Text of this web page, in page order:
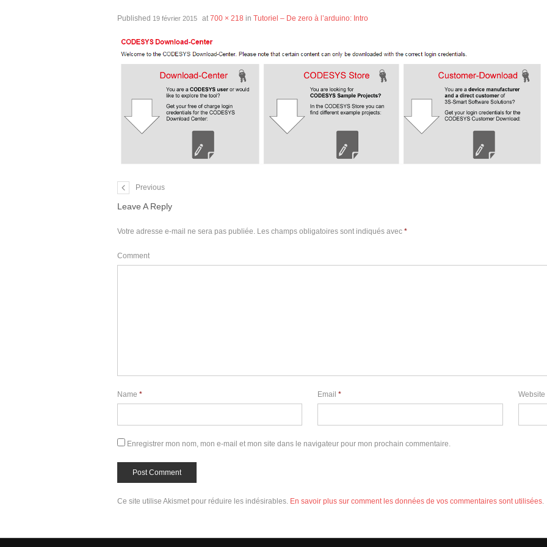
Published 19 février 2015 at 700 × 218 in Tutoriel – De zero à l’arduino: Intro
Previous
Leave A Reply
Votre adresse e-mail ne sera pas publiée. Les champs obligatoires sont indiqués avec *
Comment
Name * Email* Website
Enregistrer mon nom, mon e-mail et mon site dans le navigateur pour mon prochain commentaire.
Ce site utilise Akismet pour réduire les indésirables. En savoir plus sur comment les données de vos commentaires sont utilisées.